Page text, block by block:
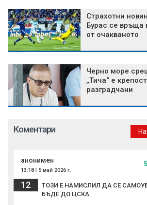
Страхотни
Бурас се връща
от очакваното
Черно море
„Тича“ е
разградчани
Коментари
анонимен
13:18 | 5 май 2026 г.
5
12
ТОЗИ Е НАМИСЛИЛ ДА СЕ
БЪДЕ ДО ЦСКА